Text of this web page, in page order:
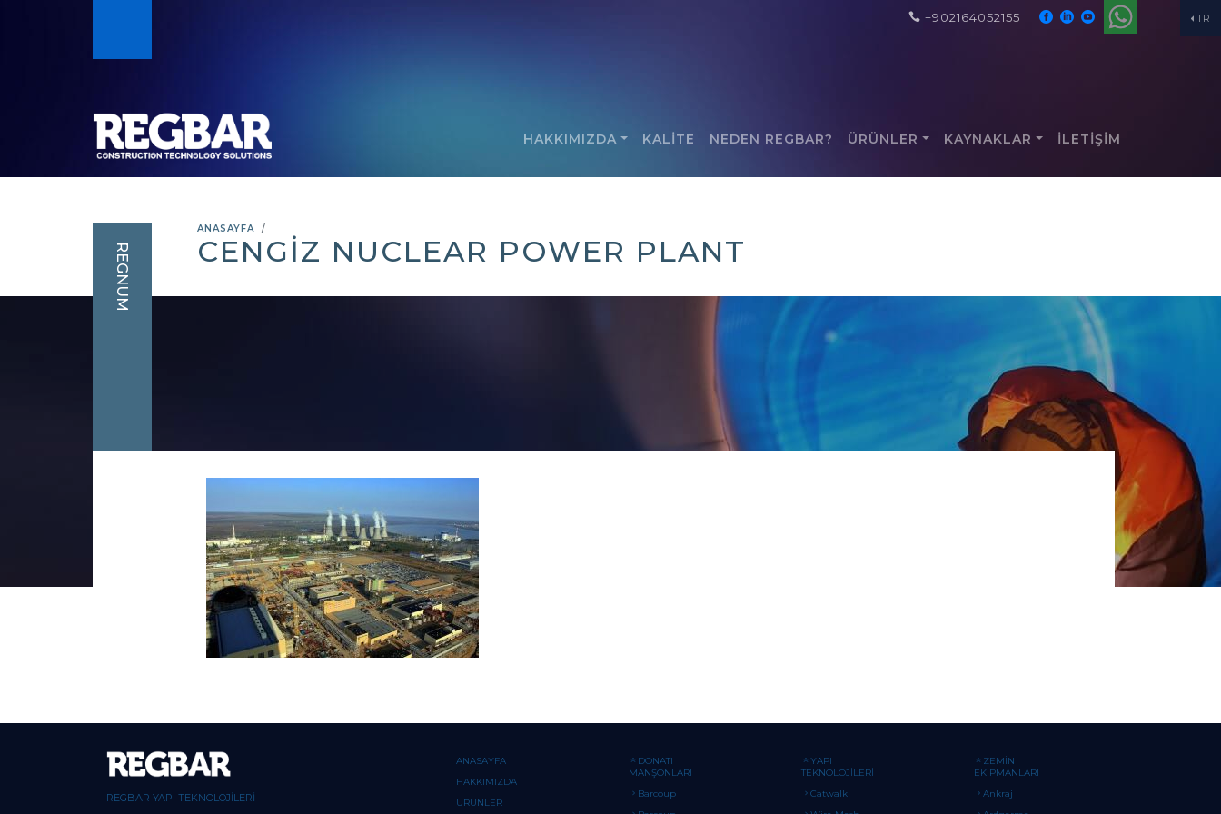
TR
+902164052155
HAKKIMIZDA KALİTE NEDEN REGBAR? ÜRÜNLER KAYNAKLAR İLETİŞİM
ANASAYFA
CENGIZ NUCLEAR POWER PLANT
REGNUM
REGBAR YAPI TEKNOLOJİLERİ
ANASAYFA
HAKKIMIZDA
ÜRÜNLER
DONATI
MANŞONLARI
Barcoup
YAPI
TEKNOLOJİLERİ
Catwalk
ZEMİN
EKİPMANLARI
Ankraj